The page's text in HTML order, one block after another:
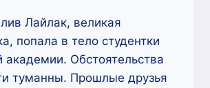
Лайлак, великая
попала в тело студентки
академии. Обстоятельства
туманны. Прошлые друзья